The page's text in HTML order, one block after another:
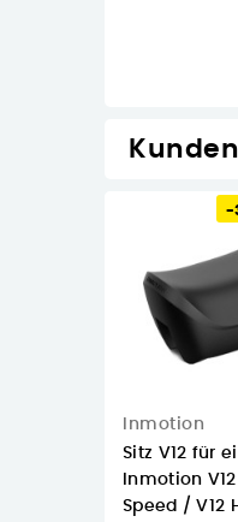
-
Inmotion
Sitz V12 für
Inmotion
Speed / V12